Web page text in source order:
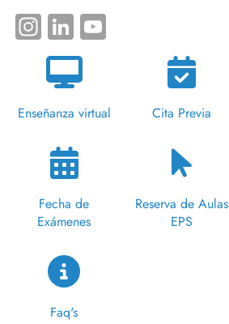
Instagram
LinkedIn
Enseñanza virtual Cita Previa
Fecha de
Exámenes
Reserva de Aulas
EPS
Faq's